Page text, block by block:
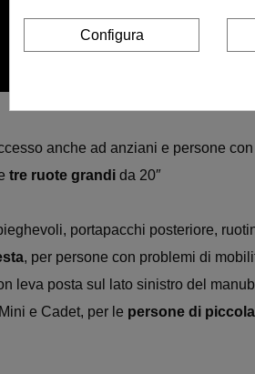
anche ad anziani e persone
tre ruote grandi da 20″
portapacchi posteriore,
, per persone con problemi di
leva posta sul lato sinistro del
e Cadet, per le persone di
Configura